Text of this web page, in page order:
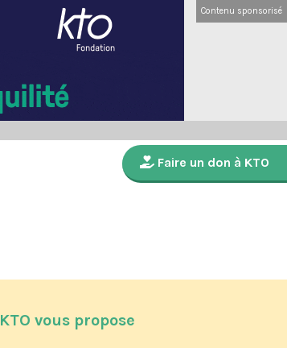
Contenu sponsorisé
Faire un don à KTO
KTO vous propose